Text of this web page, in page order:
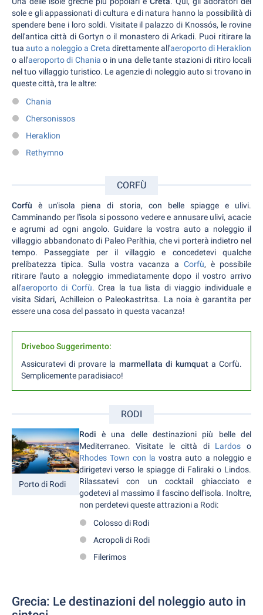
sole e gli appassionati di cultura e di natura hanno la possibilità di
spendere bene i loro soldi. Visitate il palazzo di Knossós, le rovine
dell'antica città di Gortyn o il monastero di Arkadi. Puoi ritirare la
tua auto a noleggio a Creta direttamente all'aeroporto di Heraklion
o all'aeroporto di Chania o in una delle tante stazioni di ritiro locali
nel tuo villaggio turistico. Le agenzie di noleggio auto si trovano in
queste città, tra le altre:
Chania
Chersonissos
Heraklion
Rethymno
CORFÙ
Corfùè un'isola piena di storia, con belle spiagge e ulivi.
Camminando per l'isola si possono vedere e annusare ulivi, acacie
e agrumi ad ogni angolo. Guidare la vostra auto a noleggio il
villaggio abbandonato di Paleo Períthia, che vi porterà indietro nel
tempo. Passeggiate per il villaggio e concedetevi qualche
prelibatezza tipica. Sulla vostra vacanza a Corfù, è possibile
ritirare l'auto a noleggio immediatamente dopo il vostro arrivo
all'aeroporto di Corfù. Crea la tua lista di viaggio individuale e
visita Sidari, Achilleion o Paleokastritsa. La noia è garantita per
essere una cosa del passato in questa vacanza!
Driveboo Suggerimento:
Assicuratevi di provare la marmellata di kumquata Corfù.
Semplicemente paradisiaco!
RODI
Porto di Rodi
Rodi è una delle destinazioni più belle del
Mediterraneo. Visitate le città di Lardos o
Rhodes Town con la vostra auto a noleggio e
dirigetevi verso le spiagge di Faliraki o Lindos.
Rilassatevi con un cocktail ghiacciato e
godetevi al massimo il fascino dell'isola. Inoltre,
non perdetevi queste attrazioni a Rodi:
Colosso di Rodi
Acropoli di Rodi
Filerimos
Grecia: Le destinazioni del noleggio auto in